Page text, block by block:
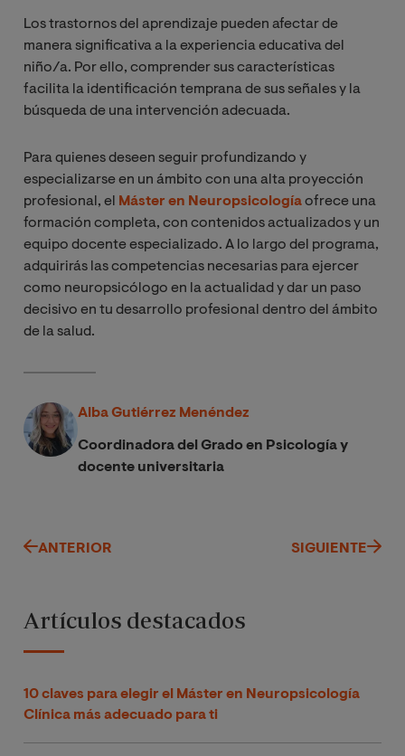
Los trastornos del aprendizaje pueden afectar de
manera significativa a la experiencia educativa del
niño/a. Por ello, comprender sus características
facilita la identificación temprana de sus señales y la
búsqueda de una intervención adecuada.
Para quienes deseen seguir profundizando y
especializarse en un ámbito con una alta proyección
profesional, el Máster en Neuropsicologíaofrece una
formación completa, con contenidos actualizados y un
equipo docente especializado. A lo largo del programa,
adquirirás las competencias necesarias para ejercer
como neuropsicólogo en la actualidad y dar un paso
decisivo en tu desarrollo profesional dentro del ámbito
de la salud.
Alba Gutiérrez Menéndez
Coordinadora del Grado en Psicología y
docente universitaria
ANTERIOR SIGUIENTE
Artículos destacados
10 claves para elegir el Máster en Neuropsicología
Clínica más adecuado para ti